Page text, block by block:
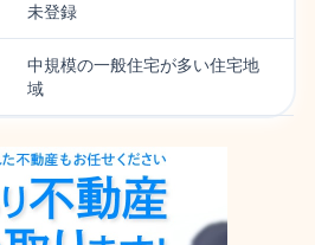
未登録
中規模の一般住宅が多い住宅地
域